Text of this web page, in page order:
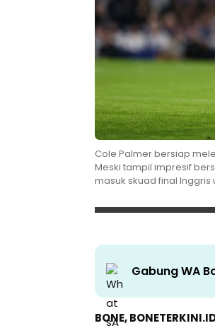
Cole Palmer bersiap
Meski tampil impresif
masuk skuad final Inggris
Gabung WA
BONE,